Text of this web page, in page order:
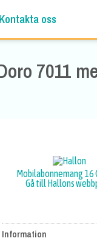
Kontakta oss
7011
Mobilabonnemang 16
Gå till Hallons
Information